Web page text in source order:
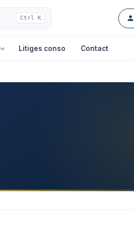
Ctrl K
Litiges conso Contact